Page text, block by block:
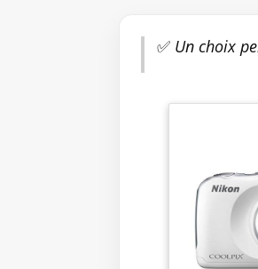
✅ Un choix